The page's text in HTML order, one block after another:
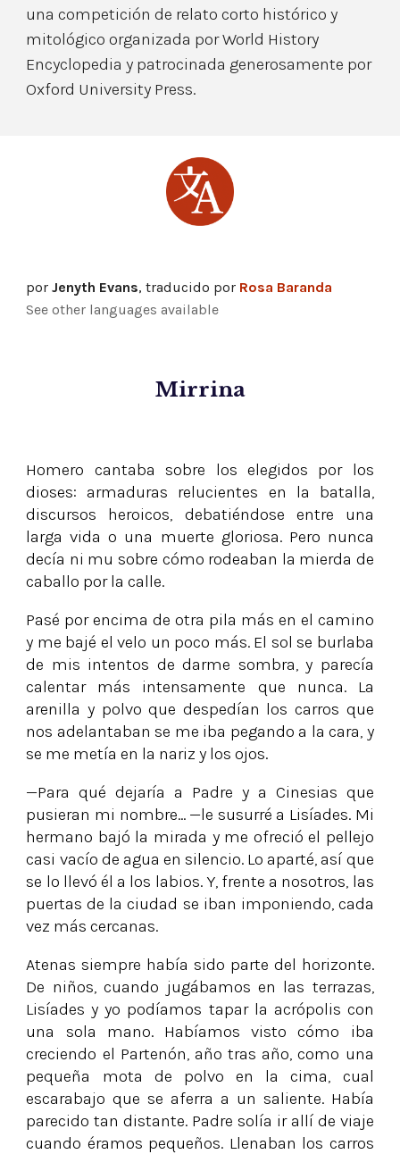
una competición de relato corto histórico y
mitológico organizada por World History
Encyclopedia y patrocinada generosamente por
Oxford University Press.
porJenyth Evans, traducido por Rosa Baranda
See other languages available
Mirrina
Homero cantaba sobre los elegidos por los
dioses: armaduras relucientes en la batalla,
discursos heroicos, debatiéndose entre una
larga vida o una muerte gloriosa. Pero nunca
decía ni mu sobre cómo rodeaban la mierda de
caballo por la calle.
Pasé por encima de otra pila más en el camino
y me bajé el velo un poco más. El sol se burlaba
de mis intentos de darme sombra, y parecía
calentar más intensamente que nunca. La
arenilla y polvo que despedían los carros que
nos adelantaban se me iba pegando a la cara, y
se me metía en la nariz y los ojos.
—Para qué dejaría a Padre y a Cinesias que
pusieran mi nombre... —le susurré a Lisíades. Mi
hermano bajó la mirada y me ofreció el pellejo
casi vacío de agua en silencio. Lo aparté, así que
se lo llevó él a los labios. Y, frente a nosotros, las
puertas de la ciudad se iban imponiendo, cada
vez más cercanas.
Atenas siempre había sido parte del horizonte.
De niños, cuando jugábamos en las terrazas,
Lisíades y yo podíamos tapar la acrópolis con
una sola mano. Habíamos visto cómo iba
creciendo el Partenón, año tras año, como una
pequeña mota de polvo en la cima, cual
escarabajo que se aferra a un saliente. Había
parecido tan distante. Padre solía ir allí de viaje
cuando éramos pequeños. Llenaban los carros